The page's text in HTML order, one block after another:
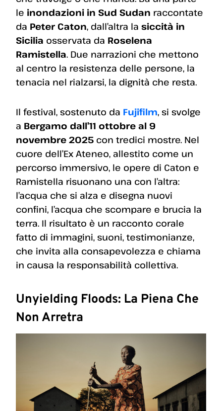
le inondazioni in Sud Sudan raccontate
da Peter Caton, dall’altra la siccità in
Sicilia osservata da Roselena
Ramistella. Due narrazioni che mettono
al centro la resistenza delle persone, la
tenacia nel rialzarsi, la dignità che resta.
Il festival, sostenuto da Fujifilm, si svolge
a Bergamo dall’11 ottobre al 9
novembre 2025 con tredici mostre. Nel
cuore dell’Ex Ateneo, allestito come un
percorso immersivo, le opere di Caton e
Ramistella risuonano una con l’altra:
l’acqua che si alza e disegna nuovi
confini, l’acqua che scompare e brucia la
terra. Il risultato è un racconto corale
fatto di immagini, suoni, testimonianze,
che invita alla consapevolezza e chiama
in causa la responsabilità collettiva.
Unyielding Floods: La Piena Che
Non Arretra